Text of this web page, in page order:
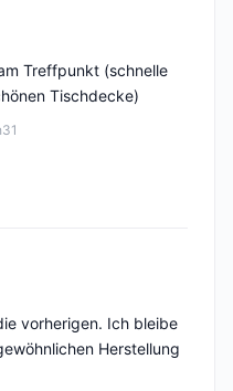
Treffpunkt (schnelle
Tischdecke)
vorherigen. Ich bleibe
Herstellung